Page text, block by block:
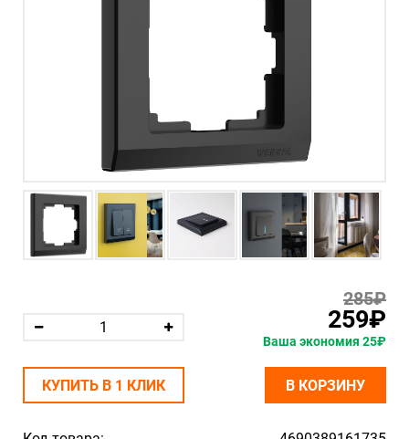
285₽
259₽
Ваша экономия 25₽
КУПИТЬ В 1 КЛИК В КОРЗИНУ